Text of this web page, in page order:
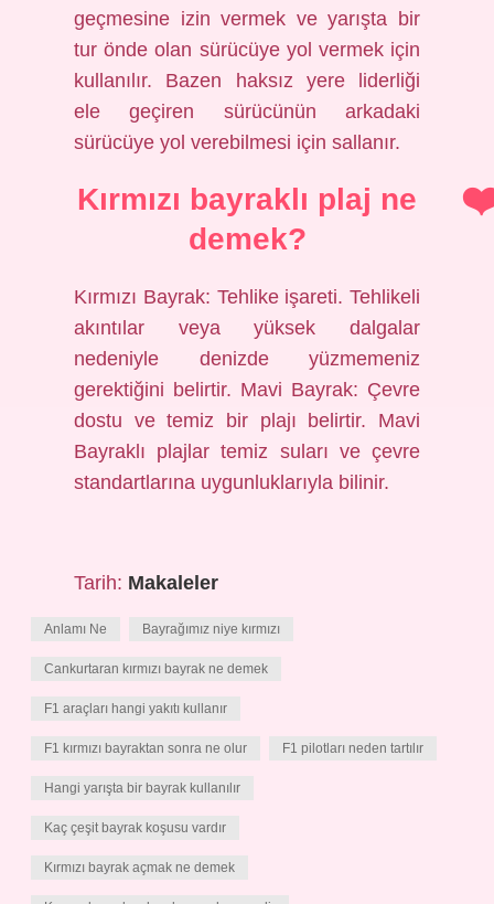
geçmesine izin vermek ve yarışta bir
tur önde olan sürücüye yol vermek için
kullanılır. Bazen haksız yere liderliği
ele geçiren sürücünün arkadaki
sürücüye yol verebilmesi için sallanır.
Kırmızı bayraklı plaj ne
demek?
Kırmızı Bayrak: Tehlike işareti. Tehlikeli
akıntılar veya yüksek dalgalar
nedeniyle denizde yüzmemeniz
gerektiğini belirtir. Mavi Bayrak: Çevre
dostu ve temiz bir plajı belirtir. Mavi
Bayraklı plajlar temiz suları ve çevre
standartlarına uygunluklarıyla bilinir.
Tarih: Makaleler
Anlamı Ne Bayrağımız niye kırmızı
Cankurtaran kırmızı bayrak ne demek
F1 araçları hangi yakıtı kullanır
F1 kırmızı bayraktan sonra ne olur F1 pilotları neden tartılır
Hangi yarışta bir bayrak kullanılır
Kaç çeşit bayrak koşusu vardır
Kırmızı bayrak açmak ne demek